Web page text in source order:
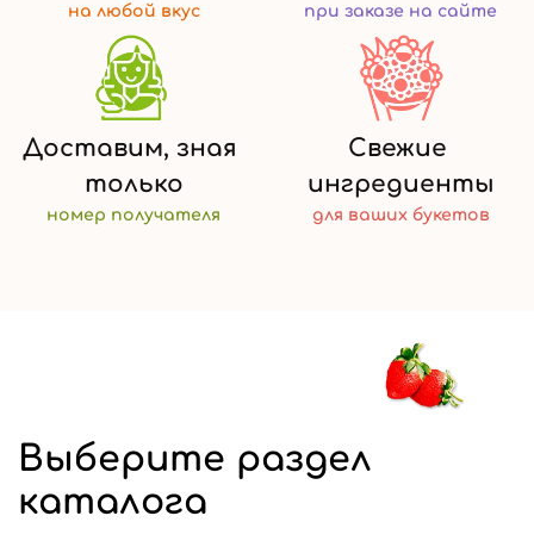
на любой вкус при заказе на сайте
Доставим, зная
только
номер получателя
Свежие
ингредиенты
для ваших букетов
Выберите раздел
каталога